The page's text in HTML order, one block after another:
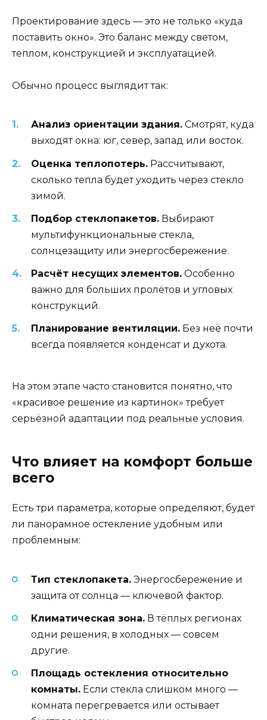
Проектирование здесь — это не только «куда
поставить окно». Это баланс между светом,
теплом, конструкцией и эксплуатацией.
Обычно процесс выглядит так:
Анализ ориентации здания. Смотрят, куда
выходят окна: юг, север, запад или восток.
Оценка теплопотерь. Рассчитывают,
сколько тепла будет уходить через стекло
зимой.
Подбор стеклопакетов. Выбирают
мультифункциональные стекла,
солнцезащиту или энергосбережение.
Расчёт несущих элементов. Особенно
важно для больших пролётов и угловых
конструкций.
Планирование вентиляции. Без неё почти
всегда появляется конденсат и духота.
На этом этапе часто становится понятно, что
«красивое решение из картинок» требует
серьёзной адаптации под реальные условия.
Что влияет на комфорт больше
всего
Есть три параметра, которые определяют, будет
ли панорамное остекление удобным или
проблемным:
Тип стеклопакета. Энергосбережение и
защита от солнца — ключевой фактор.
Климатическая зона. В тёплых регионах
одни решения, в холодных — совсем
другие.
Площадь остекления относительно
комнаты. Если стекла слишком много —
комната перегревается или остывает